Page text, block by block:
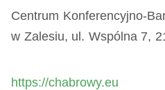
Centrum Konferencyjno-
w Zalesiu, ul. Wspólna 7,
https://chabrowy.eu